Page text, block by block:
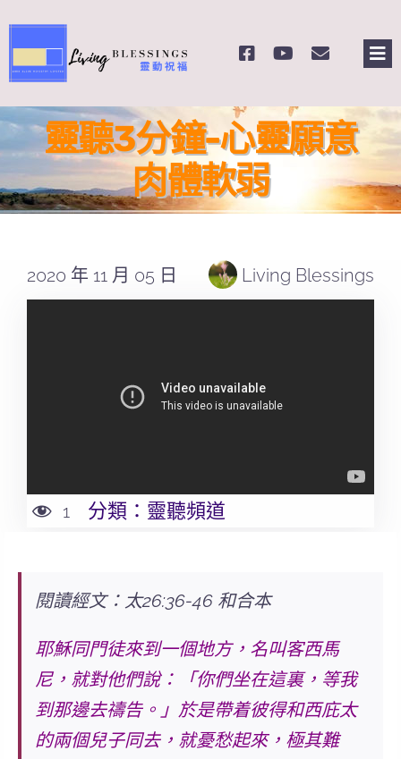
to
content
關於我們
奉獻支持
課程報名
靈聽3分鐘-心靈願意
肉體軟弱
2020 年 11 月 05 日 Living Blessings
1 分類： 靈聽頻道
閱讀經文：太26:36-46 和合本
耶穌同門徒來到一個地方，名叫客西馬
尼，就對他們說：「你們坐在這裏，等我
到那邊去禱告。」於是帶着彼得和西庇太
的兩個兒子同去，就憂愁起來，極其難